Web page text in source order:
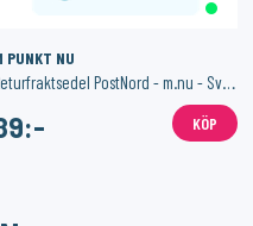
PUNKT NU
KÖP